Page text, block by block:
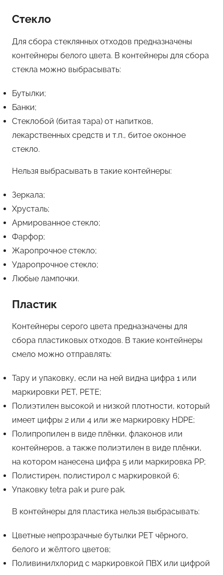
Стекло
Для сбора стеклянных отходов предназначены
контейнеры белого цвета. В контейнеры для сбора
стекла можно выбрасывать:
Бутылки;
Банки;
Стеклобой (битая тара) от напитков,
лекарственных средств и т.п., битое оконное
стекло.
Нельзя выбрасывать в такие контейнеры:
Зеркала;
Хрусталь;
Армированное стекло;
Фарфор;
Жаропрочное стекло;
Ударопрочное стекло;
Любые лампочки.
Пластик
Контейнеры серого цвета предназначены для
сбора пластиковых отходов. В такие контейнеры
смело можно отправлять:
Тару и упаковку, если на ней видна цифра 1 или
маркировки PET, PETE;
Полиэтилен высокой и низкой плотности, который
имеет цифры 2 или 4 или же маркировку HDPE;
Полипропилен в виде плёнки, флаконов или
контейнеров, а также полиэтилен в виде плёнки,
на котором нанесена цифра 5 или маркировка РР;
Полистирен, полистирол с маркировкой 6;
Упаковку tetra pak и pure pak.
В контейнеры для пластика нельзя выбрасывать:
Цветные непрозрачные бутылки РЕТ чёрного,
белого и жёлтого цветов;
Поливинилхлорид с маркировкой ПВХ или цифрой